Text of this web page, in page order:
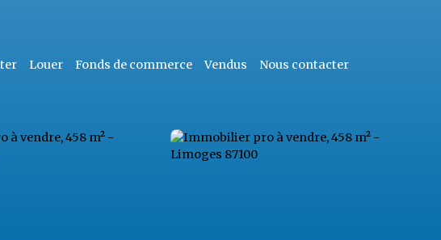
Louer Fonds de commerce Vendus Nous contacter